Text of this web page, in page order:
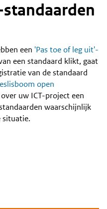
een 'Pas toe of leg uit'-
een standaard klikt, gaat
van de standaard
open
uw ICT-project een
waarschijnlijk
situatie.